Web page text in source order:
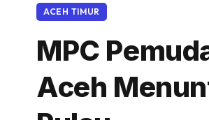
ACEH TIMUR
MPC
Aceh